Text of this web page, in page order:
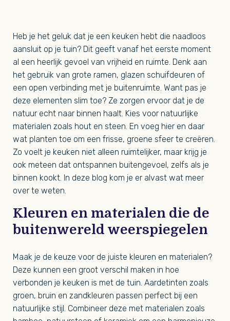
Heb je het geluk dat je een keuken hebt die naadloos
aansluit op je tuin? Dit geeft vanaf het eerste moment
al een heerlijk gevoel van vrijheid en ruimte. Denk aan
het gebruik van grote ramen, glazen schuifdeuren of
een open verbinding met je buitenruimte. Want pas je
deze elementen slim toe? Ze zorgen ervoor dat je de
natuur echt naar binnen haalt. Kies voor natuurlijke
materialen zoals hout en steen. En voeg hier en daar
wat planten toe om een frisse, groene sfeer te creëren.
Zo voelt je keuken niet alleen ruimtelijker, maar krijg je
ook meteen dat ontspannen buitengevoel, zelfs als je
binnen kookt. In deze blog kom je er alvast wat meer
over te weten.
Kleuren en materialen die de
buitenwereld weerspiegelen
Maak je de keuze voor de juiste kleuren en materialen?
Deze kunnen een groot verschil maken in hoe
verbonden je keuken is met de tuin. Aardetinten zoals
groen, bruin en zandkleuren passen perfect bij een
natuurlijke stijl. Combineer deze met materialen zoals